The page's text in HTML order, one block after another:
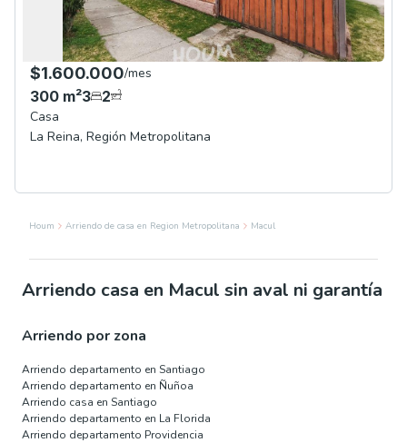
$1.600.000/mes
300 m²3 2
Casa
La Reina, Región Metropolitana
Houm Arriendo de casa en Region Metropolitana Macul
Arriendo casa en Macul sin aval ni garantía
Arriendo por zona
Arriendo departamento en Santiago
Arriendo departamento en Ñuñoa
Arriendo casa en Santiago
Arriendo departamento en La Florida
Arriendo departamento Providencia